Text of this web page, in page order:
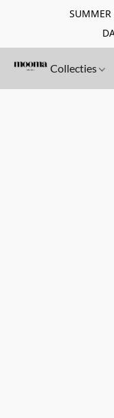
Collecties